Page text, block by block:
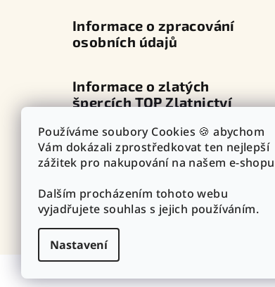
Používáme soubory Cookies 🍪 abychom
Vám dokázali zprostředkovat ten nejlepší
zážitek pro nakupování na našem e-
Dalším procházením tohoto webu
vyjadřujete souhlas s jejich používáním.
Nastavení
Informace o zpracování
osobních údajů
Informace o zlatých
špercích TOP Zlatnictví
Průvodce zapínáním
náušnic
Vazby - vzory řetízků